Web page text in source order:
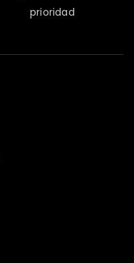
prioridad